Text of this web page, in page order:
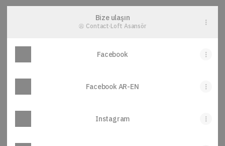
Bize ulaşın
Contact· Loft Asansör
Facebook
Facebook AR-EN
Instagram